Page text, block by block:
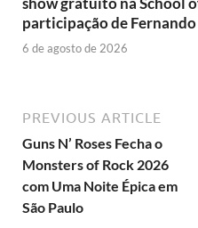
participação de Fernando
6 de agosto de 2026
PREVIOUS ARTICLE
Guns N’ Roses Fecha o
Monsters of Rock 2026
com Uma Noite Épica em
São Paulo